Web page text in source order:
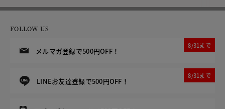
FOLLOW US
メルマガ登録で500円OFF！
8/31まで
LINEお友達登録で500円OFF！
8/31まで